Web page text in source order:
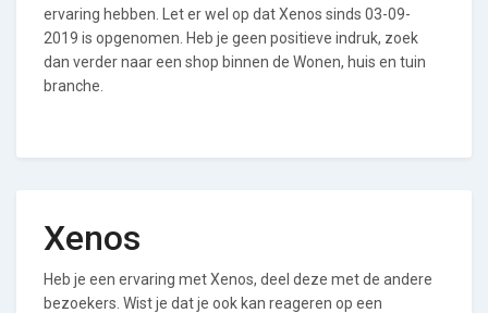
ervaring hebben. Let er wel op dat Xenos sinds 03-09-
2019 is opgenomen. Heb je geen positieve indruk, zoek
dan verder naar een shop binnen de Wonen, huis en tuin
branche.
Xenos
Heb je een ervaring met Xenos, deel deze met de andere
bezoekers. Wist je dat je ook kan reageren op een